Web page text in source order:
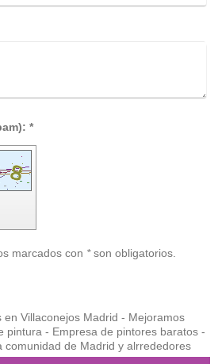
Captcha (código antispam): *
marcados con *son obligatorios.
en Villaconejos Madrid - Mejoramos
pintura - Empresa de pintores baratos -
comunidad de Madrid y alrrededores